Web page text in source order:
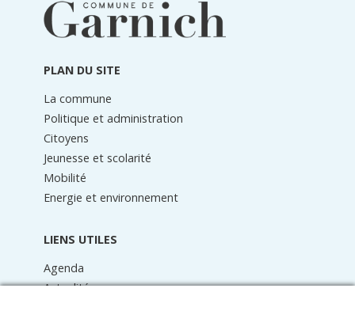
PLAN DU SITE
La commune
Politique et administration
Citoyens
Jeunesse et scolarité
Mobilité
Energie et environnement
LIENS UTILES
Agenda
Actualités